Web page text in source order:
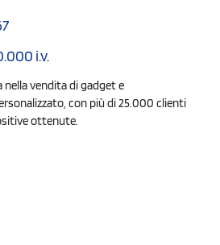
i.v.
nella vendita di gadget e
con più di 25.000 clienti
ottenute.